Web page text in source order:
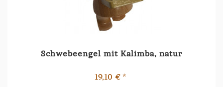
Schwebeengel mit Kalimba, natur
19,10 € *